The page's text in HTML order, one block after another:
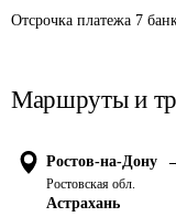
Отсрочка платежа 7
Маршруты и
Ростов-на-Дону
Ростовская обл.
Астрахань